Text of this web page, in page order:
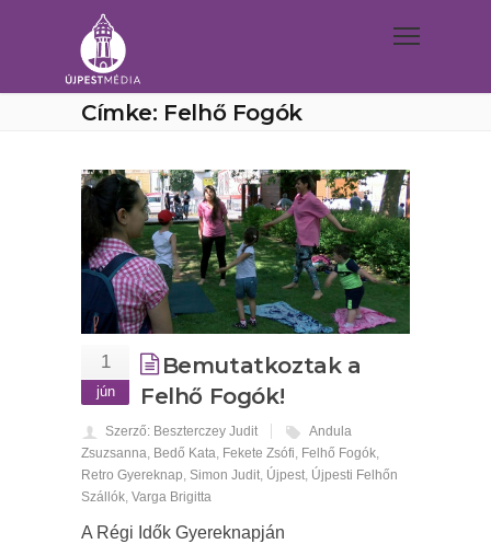
Címke: Felhő Fogók
1
jún
Bemutatkoztak a
Felhő Fogók!
Szerző: Beszterczey Judit
Andula
Zsuzsanna, Bedő Kata, Fekete Zsófi, Felhő Fogók,
Retro Gyereknap, Simon Judit, Újpest, Újpesti Felhőn
Szállók, Varga Brigitta
A Régi Idők Gyereknapján